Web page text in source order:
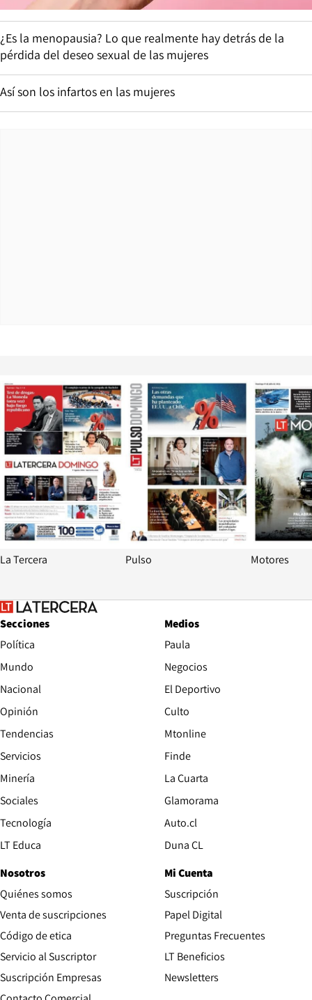
¿Es la menopausia? Lo que realmente hay detrás de la
pérdida del deseo sexual de las mujeres
Así son los infartos en las mujeres
Opens in new window
La Tercera
Opens in
Pulso Motores
Secciones
Política
Mundo
Nacional
Opinión
Tendencias
Servicios
Minería
Sociales
Tecnología
LT Educa
Medios
Paula
Negocios
El Deportivo
Culto
Mtonline
Finde
La Cuarta
Glamorama
Auto.clOpens in new window
Duna CLOpens in new window
Nosotros
Quiénes somos
Venta de suscripciones
Código de etica Opens in new window
Servicio al Suscriptor
Suscripción Empresas
Mi Cuenta
Suscripción
Papel DigitalOpens in new
Preguntas Frecuentes
LT Beneficios
Newsletters